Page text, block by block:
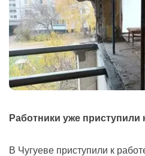
Работники уже приступили
В Чугуеве приступили к